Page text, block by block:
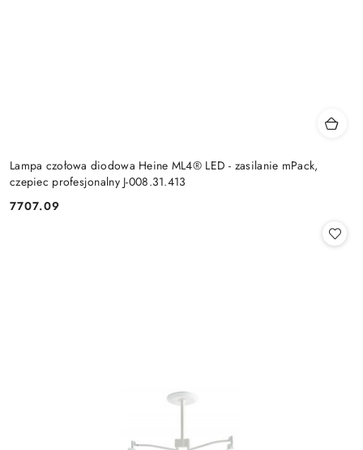
Lampa czołowa diodowa Heine ML4® LED - zasilanie mPack,
czepiec profesjonalny J-008.31.413
Cena:
7707.09